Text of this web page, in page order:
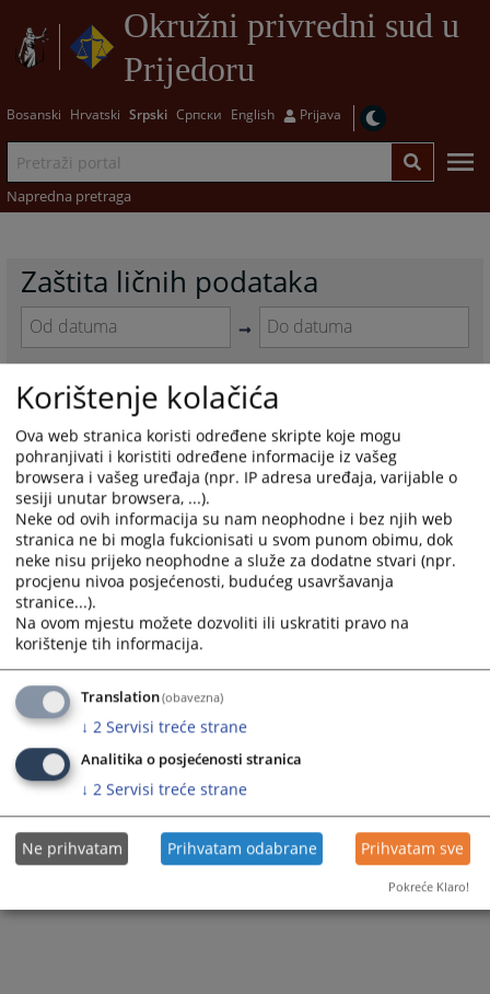
Okružni privredni sud u
Prijedoru
Bosanski Hrvatski Srpski Српски English Prijava
Napredna pretraga
Zaštita ličnih podataka
to
with
the
calendar
and
select
a
date.
Press
the
question
mark
key
to
get
the
keyboard
shortcuts
for
changing
dates.
to
with
the
calendar
select
a
date.
Press
question
key
keyboard
shortcuts
changing
dates.
Pravila privatnosti Okružnog
privrednog suda u Prijedoru
22.04.2026.
1 - 1 / 1
Korištenje kolačića
Ova web stranica koristi određene skripte koje mogu
pohranjivati i koristiti određene informacije iz vašeg
browsera i vašeg uređaja (npr. IP adresa uređaja, varijable o
sesiji unutar browsera, ...).
Neke od ovih informacija su nam neophodne i bez njih web
stranica ne bi mogla fukcionisati u svom punom obimu, dok
neke nisu prijeko neophodne a služe za dodatne stvari (npr.
procjenu nivoa posjećenosti, budućeg usavršavanja
stranice...).
Na ovom mjestu možete dozvoliti ili uskratiti pravo na
korištenje tih informacija.
Translation(obavezna)
↓ 2 Servisi treće strane
Analitika o posjećenosti stranica
↓ 2 Servisi treće strane
Ne prihvatam Prihvatam odabrane Prihvatam sve
Pokreće Klaro!